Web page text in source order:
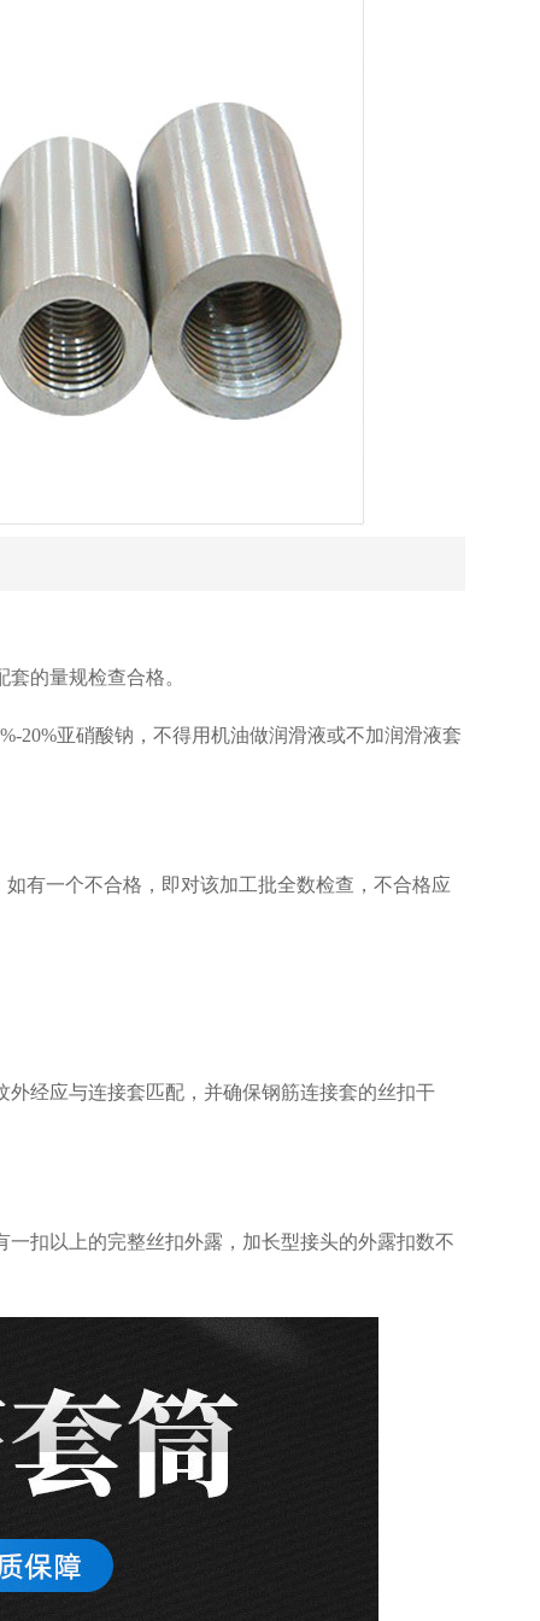
的量规检查合格。
20%亚硝酸钠，不得用机油做润滑液或不加润滑液套
有一个不合格，即对该加工批全数检查，不合格应
经应与连接套匹配，并确保钢筋连接套的丝扣干
扣以上的完整丝扣外露，加长型接头的外露扣数不